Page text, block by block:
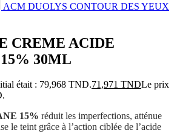
ACM DUOLYS CONTOUR DES YEUX
CREME ACIDE
30ML
était : 79,968 TND.71,971 TNDLe prix
15% réduit les imperfections, atténue
le teint grâce à l’action ciblée de l’acide